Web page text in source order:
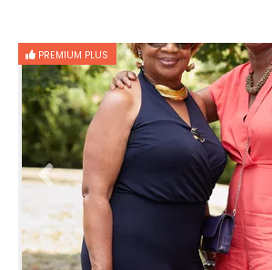
PREMIUM PLUS